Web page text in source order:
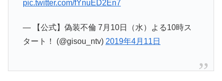
pic.twitter.com/fYnuED2En7
— 【公式】偽装不倫 7月10日（水）よる10時ス
タート！ (@gisou_ntv) 2019年4月11日